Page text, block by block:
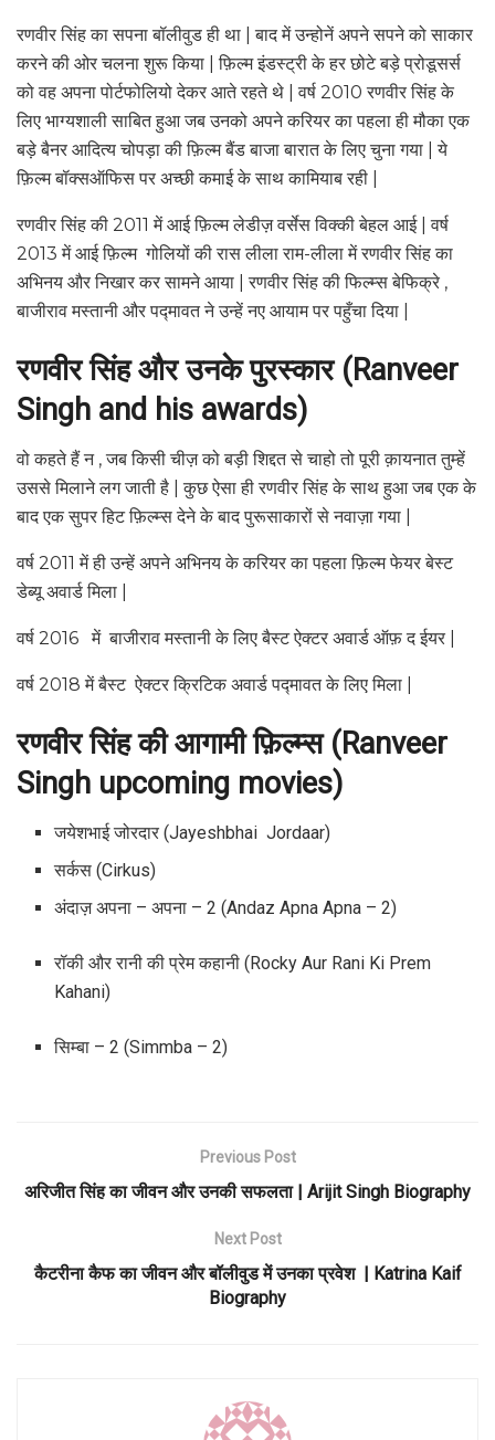
रणवीर सिंह का सपना बॉलीवुड ही था | बाद में उन्होनें अपने सपने को साकार
करने की ओर चलना शुरू किया | फ़िल्म इंडस्ट्री के हर छोटे बड़े प्रोडूसर्स
को वह अपना पोर्टफोलियो देकर आते रहते थे | वर्ष 2010 रणवीर सिंह के
लिए भाग्यशाली साबित हुआ जब उनको अपने करियर का पहला ही मौका एक
बड़े बैनर आदित्य चोपड़ा की फ़िल्म बैंड बाजा बारात के लिए चुना गया | ये
फ़िल्म बॉक्सऑफिस पर अच्छी कमाई के साथ कामियाब रही |
रणवीर सिंह की 2011 में आई फ़िल्म लेडीज़ वर्सेस विक्की बेहल आई | वर्ष
2013 में आई फ़िल्म गोलियों की रास लीला राम-लीला में रणवीर सिंह का
अभिनय और निखार कर सामने आया | रणवीर सिंह की फिल्म्स बेफिक्रे ,
बाजीराव मस्तानी और पद्मावत ने उन्हें नए आयाम पर पहुँचा दिया |
रणवीर सिंह और उनके पुरस्कार(Ranveer
Singh and his awards)
वो कहते हैं न , जब किसी चीज़ को बड़ी शिद्दत से चाहो तो पूरी क़ायनात तुम्हें
उससे मिलाने लग जाती है | कुछ ऐसा ही रणवीर सिंह के साथ हुआ जब एक के
बाद एक सुपर हिट फ़िल्म्स देने के बाद पुरूसाकारों से नवाज़ा गया |
वर्ष 2011 में ही उन्हें अपने अभिनय के करियर का पहला फ़िल्म फेयर बेस्ट
डेब्यू अवार्ड मिला |
वर्ष 2016 में बाजीराव मस्तानी के लिए बैस्ट ऐक्टर अवार्ड ऑफ़ द ईयर |
वर्ष 2018 में बैस्ट ऐक्टर क्रिटिक अवार्ड पद्मावत के लिए मिला |
रणवीर सिंह की आगामी फ़िल्म्स (Ranveer
Singh upcoming movies)
जयेशभाई जोरदार (Jayeshbhai Jordaar)
सर्कस (Cirkus)
अंदाज़ अपना – अपना – 2 (Andaz Apna Apna – 2)
रॉकी और रानी की प्रेम कहानी (Rocky Aur Rani Ki Prem
Kahani)
सिम्बा – 2 (Simmba – 2)
Previous Post
अरिजीत सिंह का जीवन और उनकी सफलता | Arijit Singh Biography
Next Post
कैटरीना कैफ का जीवन और बॉलीवुड में उनका प्रवेश | Katrina Kaif
Biography